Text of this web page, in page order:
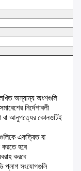
অন্যান্য অংশগুলি
নির্দেশাবলী
বা আনুগত্যের কোনওটিই
একত্রিত বা
করতে হবে
করবে
প্লাগ সংযোগগুলি